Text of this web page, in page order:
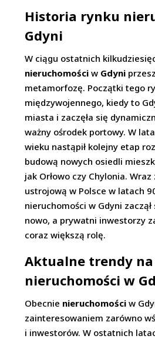
Historia rynku
Gdyni
W ciągu ostatnich
nieruchomości w Gdyni
metamorfozę. Początki tego
międzywojennego, kiedy to
miasta i zaczęła się
ważny ośrodek portowy. W
wieku nastąpił kolejny etap
budową nowych osiedli
jak Orłowo czy Chylonia.
ustrojową w Polsce w latach
nieruchomości w Gdyni
nowo, a prywatni inwestorzy
coraz większą rolę.
Aktualne trendy
nieruchomości w
Obecnie nieruchomości w
zainteresowaniem zarówno
i inwestorów. W ostatnich